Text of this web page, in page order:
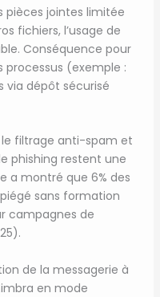
pièces jointes limitée
fichiers, l’usage de
Conséquence pour
(exemple :
via dépôt sécurisé
filtrage anti-spam et
phishing restent une
a montré que 6% des
sans formation
campagnes de
de la messagerie à
en mode